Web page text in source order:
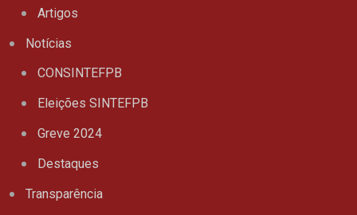
Artigos
Notícias
CONSINTEFPB
Eleições SINTEFPB
Greve 2024
Destaques
Transparência